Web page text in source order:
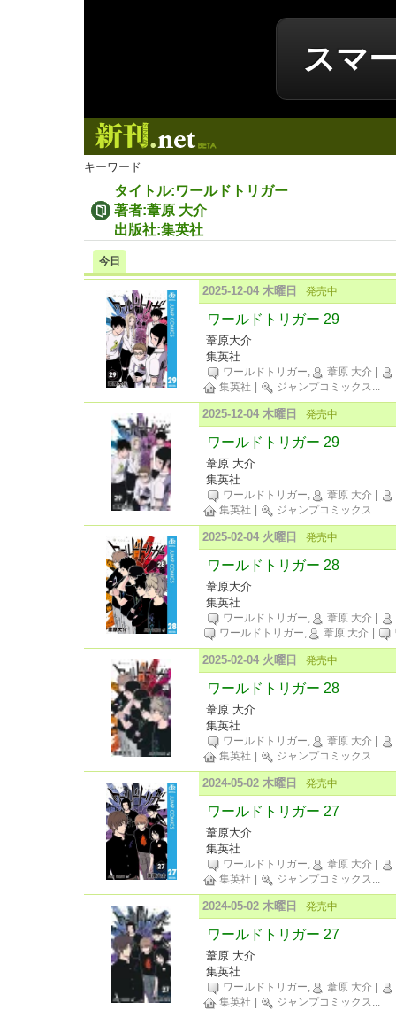
スマ
キーワード
タイトル:ワールドトリガー
著者:葦原 大介
出版社:集英社
今日
2025-12-04 木曜日 発売中
ワールドトリガー 29
葦原大介
集英社
ワールドトリガー, 葦原 大介
集英社
ジャンプコミックス...
2025-12-04 木曜日 発売中
ワールドトリガー 29
葦原 大介
集英社
ワールドトリガー, 葦原 大介
集英社
ジャンプコミックス...
2025-02-04 火曜日 発売中
ワールドトリガー 28
葦原大介
集英社
ワールドトリガー, 葦原 大介
ワールドトリガー,
葦原 大介
2025-02-04 火曜日 発売中
ワールドトリガー 28
葦原 大介
集英社
ワールドトリガー, 葦原 大介
集英社
ジャンプコミックス...
2024-05-02 木曜日 発売中
ワールドトリガー 27
葦原大介
集英社
ワールドトリガー, 葦原 大介
集英社
ジャンプコミックス...
2024-05-02 木曜日 発売中
ワールドトリガー 27
葦原 大介
集英社
ワールドトリガー, 葦原 大介
集英社
ジャンプコミックス...